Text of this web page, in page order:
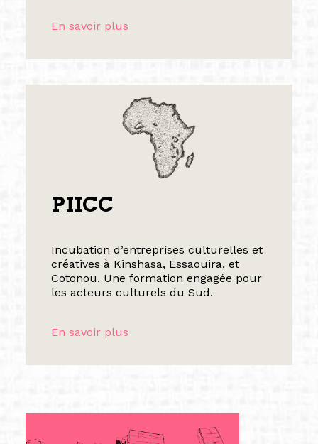
En savoir plus
PIICC
Incubation d’entreprises culturelles et
créatives à Kinshasa, Essaouira, et
Cotonou. Une formation engagée pour
les acteurs culturels du Sud.
En savoir plus